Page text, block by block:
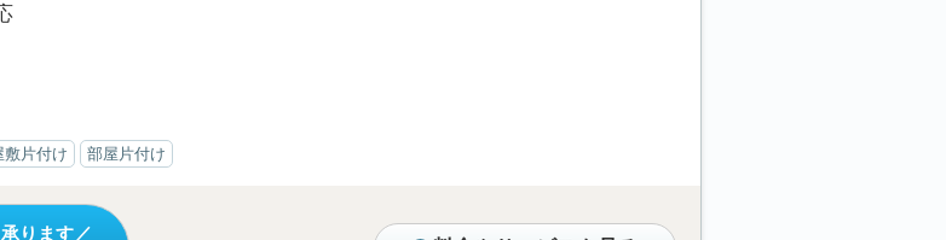
敷片付け 部屋片付け
ります